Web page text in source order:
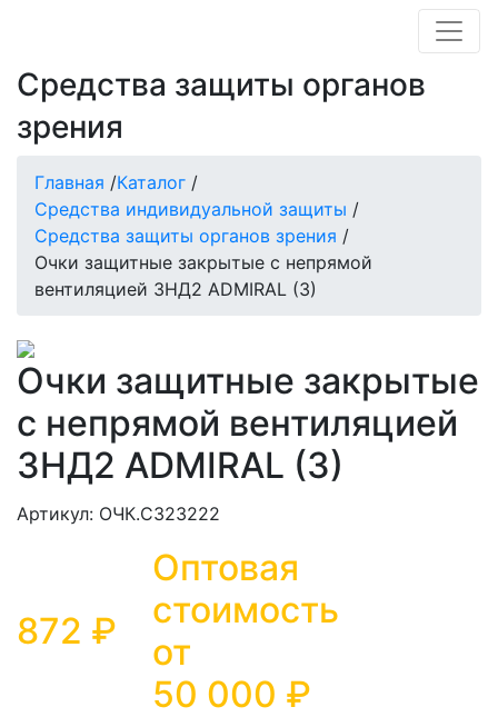
Средства защиты органов
зрения
Главная /Каталог /
Средства индивидуальной защиты /
Средства защиты органов зрения /
Очки защитные закрытые с непрямой
вентиляцией ЗНД2 ADMIRAL (3)
Очки защитные закрытые
с непрямой вентиляцией
ЗНД2 ADMIRAL (3)
Артикул: ОЧК.СЗ23222
872 ₽
Оптовая
стоимость
от
50 000 ₽